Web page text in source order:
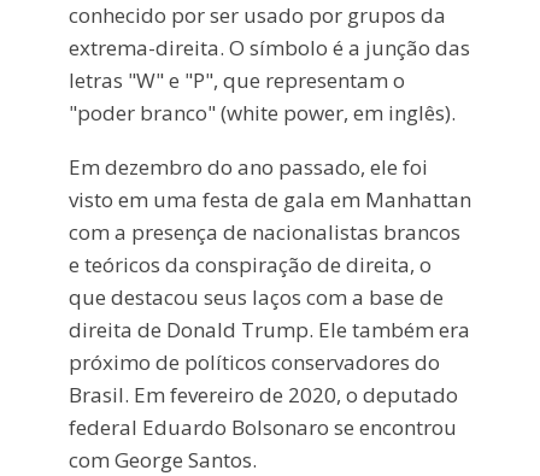
conhecido por ser usado por grupos da
extrema-direita. O símbolo é a junção das
letras "W" e "P", que representam o
"poder branco" (white power, em inglês).
Em dezembro do ano passado, ele foi
visto em uma festa de gala em Manhattan
com a presença de nacionalistas brancos
e teóricos da conspiração de direita, o
que destacou seus laços com a base de
direita de Donald Trump. Ele também era
próximo de políticos conservadores do
Brasil. Em fevereiro de 2020, o deputado
federal Eduardo Bolsonaro se encontrou
com George Santos.